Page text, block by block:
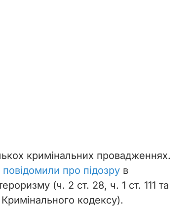
кримінальних провадженнях.
повідомили про підозру в
(ч. 2 ст. 28, ч. 1 ст. 111 та
кодексу).